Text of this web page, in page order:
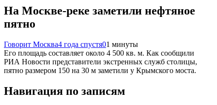
На Москве-реке заметили нефтяное
пятно
Говорит Москва4 года спустя01 минуты
Его площадь составляет около 4 500 кв. м. Как сообщили
РИА Новости представители экстренных служб столицы,
пятно размером 150 на 30 м заметили у Крымского моста.
Навигация по записям